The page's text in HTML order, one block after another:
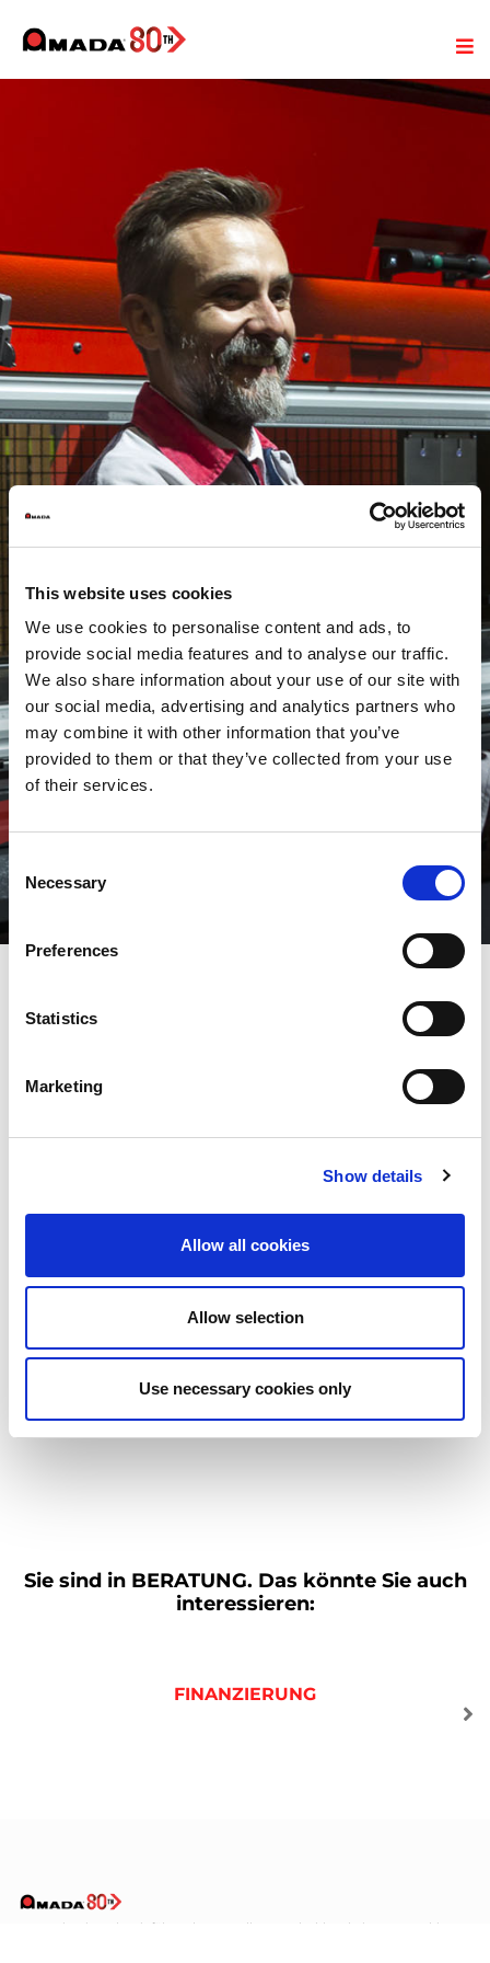
This website uses cookies
We use cookies to personalise content and ads, to
provide social media features and to analyse our traffic.
We also share information about your use of our site with
our social media, advertising and analytics partners who
may combine it with other information that you’ve
provided to them or that they’ve collected from your use
of their services.
Consent
Selection
Necessary
Preferences
Statistics
Marketing
Show details
Allow all cookies
Allow selection
Use necessary cookies only
Anwendungstechnikern ist in der Lage, Ihnen täglich bei allen
Fragen zur Bedienung Ihrer AMADA-Maschinen zu helfen.
stützen sich auf ihre fachübergreifende Erfahrung und eine
und Methoden, um Ihnen zu helfen, Ihre Ziele in Bezug auf
den Test-Einrichtungen des Konzerns, sowohl in unseren
unseren Entwicklungszentren. Unsere Verkaufs- und
helfen, den größtmöglichen Nutzen aus Ihrer Investition zu
Leistung aus Ihren AMADA-Maschinen herauszuholen, die
Organisation Ihrer Werkstätten zu verbessern oder die besten
Entscheidungen für neue Investitionen zu treffen.
Sie sind in BERATUNG. Das könnte Sie auch
interessieren:
FINANZIERUNG
AMADA ist ein weltweit führender Hersteller von Blechbearbeitungsmaschinen